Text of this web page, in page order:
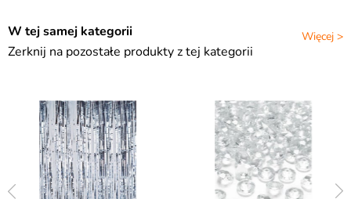
Więcej >
W tej samej kategorii
Zerknij na pozostałe produkty z tej kategorii